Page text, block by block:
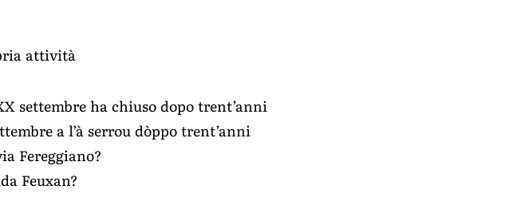
attività
settembre ha chiuso dopo trent’anni
a l’à serrou dòppo trent’anni
Fereggiano?
Feuxan?